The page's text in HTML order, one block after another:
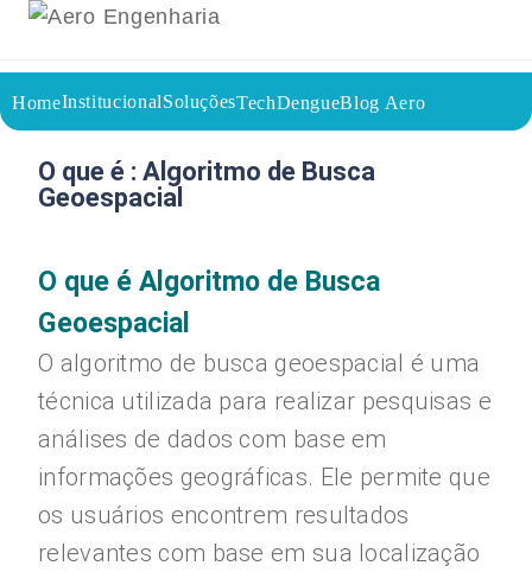
HomeInstitucionalSoluçõesTechDengueBlog Aero
22/07/2023
Voltar a página inicial do blog
O que é : Algoritmo de Busca
Geoespacial
O que é Algoritmo de Busca
Geoespacial
O algoritmo de busca geoespacial é uma
técnica utilizada para realizar pesquisas e
análises de dados com base em
informações geográficas. Ele permite que
os usuários encontrem resultados
relevantes com base em sua localização